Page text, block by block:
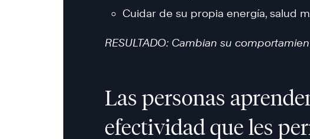
Cuidar de su propia energía, salud
RESULTADO: Cambian su
Las personas
efectividad que les